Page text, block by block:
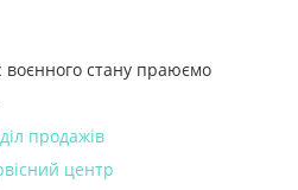
стану праюємо
продажів
центр